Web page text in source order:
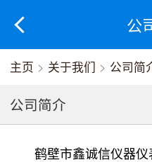
公
主页 > 关于我们 > 公司简
公司简介
鹤壁市鑫诚信仪器仪